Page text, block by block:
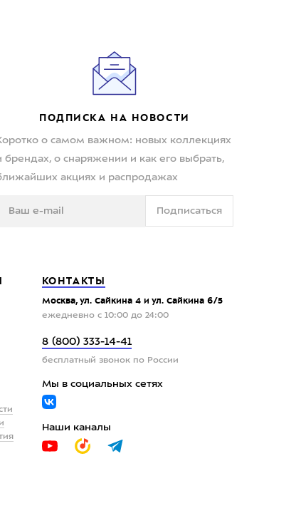
ПОДПИСКА НА НОВОСТИ
о самом важном: новых коллекциях
брендах, о снаряжении и как его выбрать,
акциях и распродажах
Подписаться
КОНТАКТЫ
Москва, ул. Сайкина 4 и ул. Сайкина 6/5
ежедневно с 10:00 до 24:00
8 (800) 333-14-41
бесплатный звонок по России
Мы в социальных сетях
Наши каналы